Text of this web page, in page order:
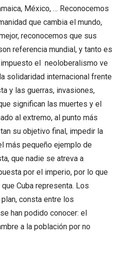
México, … Reconocemos
que cambia el mundo,
reconocemos que sus
referencia mundial, y tanto es
el neoloberalismo ve
solidaridad internacional frente
y las guerras, invasiones,
significan las muertes y el
al extremo, al punto más
su objetivo final, impedir la
más pequeño ejemplo de
que nadie se atreva a
por el imperio, por lo que
Cuba representa. Los
consta entre los
han podido conocer: el
a la población por no